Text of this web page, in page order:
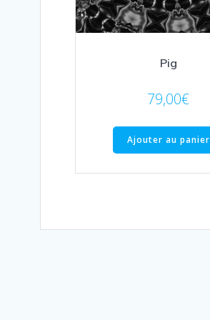
Pig
79,00€
Ajouter au panier